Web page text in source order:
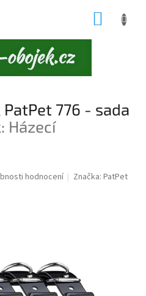
776 - sada
Házecí
hodnocení Značka:PatPet